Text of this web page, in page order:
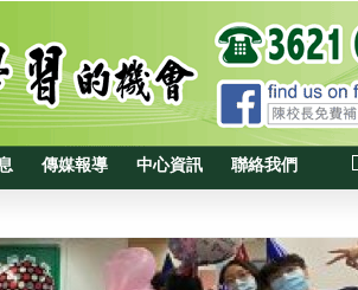
傳媒報導 中心資訊 聯絡我們